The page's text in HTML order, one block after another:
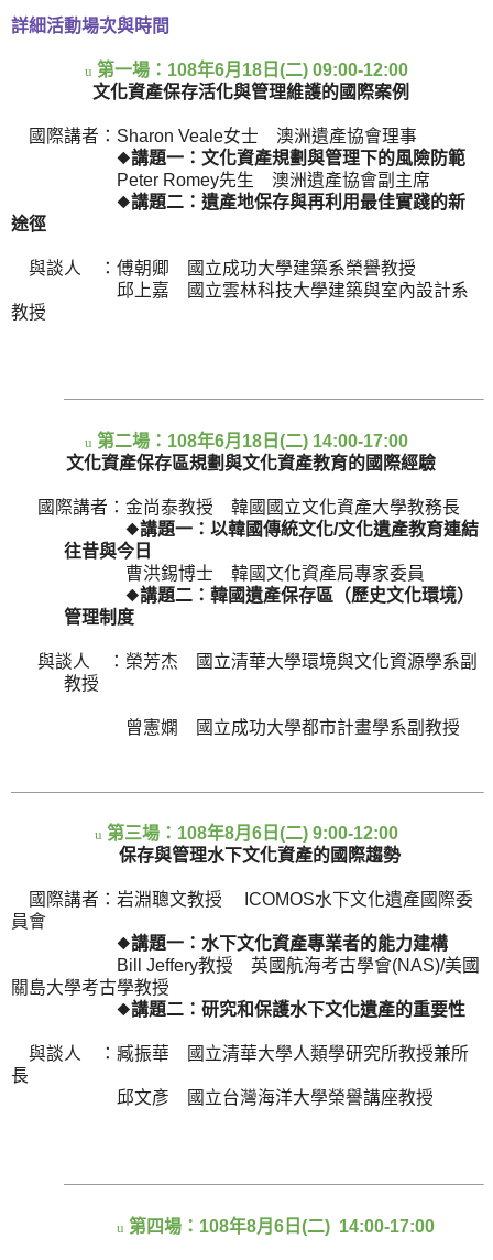
詳細活動場次與時間
u 第一場： 108年6月 18 日 (二) 09:00-12:00
文化資產保存活化與管理維護的國際案例
國際講者： Sharon Veale女士 澳洲遺產協會理事
◆講題一：文化資產規劃與管理下的風險防範
Peter Romey先生 澳洲遺產協會副主席
◆講題二：遺產地保存與再利用最佳實踐的新
途徑
與談人 ：傅朝卿 國立成功大學建築系榮譽教授
邱上嘉 國立雲林科技大學建築與室內設計系
教授
u 第二場： 108年6月 18 日 (二) 14:00-17:00
文化資產保存區規劃與文化資產教育的國際經驗
國際講者： 金尚泰教授 韓國國立文化資產大學教務長
◆講題一：以韓國傳統文化/文化遺產教育連結
往昔與今日
曹洪錫博士 韓國文化資產局專家委員
◆講題二：韓國遺產保存區（歷史文化環境）
管理制度
與談人 ：榮芳杰 國立清華大學環境與文化資源學系副
教授
曾憲嫻 國立成功大學都市計畫學系副教授
u 第三場： 108年8月 6 日 (二) 9:00-12:00
保存與管理水下文化資產的國際趨勢
國際講者： 岩淵聰文教授 ICOMOS水下文化遺產國際委
員會
◆講題一：水下文化資產專業者的能力建構
Bill Jeffery教授 英國航海考古學會(NAS)/美國
關島大學考古學教授
◆講題二：研究和保護水下文化遺產的重要性
與談人 ：臧振華 國立清華大學人類學研究所教授兼所
長
邱文彥 國立台灣海洋大學榮譽講座教授
u 第四場： 108年8月 6日 (二) 14:00-17:00